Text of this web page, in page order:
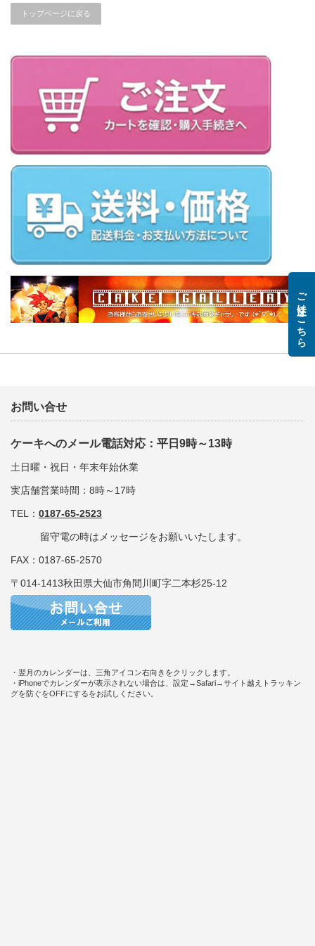
トップページに戻る
お問い合せ
ケーキへのメール電話対応：平日9時～13時
土日曜・祝日・年末年始休業
実店舗営業時間：8時～17時
TEL： 0187-65-2523
留守電の時はメッセージをお願いいたします。
FAX：0187-65-2570
〒014-1413秋田県大仙市角間川町字二本杉25-12
・翌月のカレンダーは、三角アイコン右向きをクリックします。
・iPhoneでカレンダーが表示されない場合は、設定→Safari→サイト越えトラッキン
グを防ぐをOFFにするをお試しください。
ご注文はこちら